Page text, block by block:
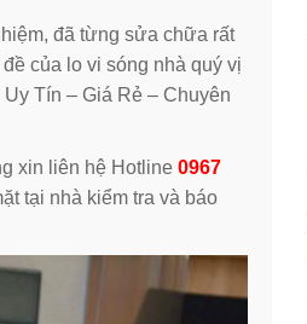
đã từng sửa chữa rất
của lo vi sóng nhà quý vị
Tín – Giá Rẻ – Chuyên
xin liên hệ Hotline 0967
tại nhà kiểm tra và báo